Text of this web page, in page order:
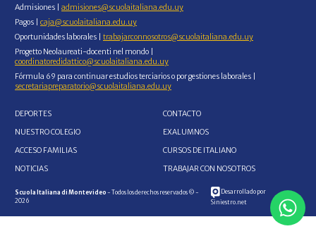
Admisiones | admisiones@scuolaitaliana.edu.uy
Pagos | caja@scuolaitaliana.edu.uy
Oportunidades laborales | trabajarconnosotros@scuolaitaliana.edu.uy
Progetto Neolaureati-docenti nel mondo |
coordinatoredidattico@scuolaitaliana.edu.uy
Fórmula 69 para continuar estudios terciarios o por gestiones laborales |
secretariapreparatorio@scuolaitaliana.edu.uy
DEPORTES
NUESTRO COLEGIO
ACCESO FAMILIAS
NOTICIAS
CONTACTO
EXALUMNOS
CURSOS DE ITALIANO
TRABAJAR CON NOSOTROS
Scuola Italiana di Montevideo - Todos los derechos reservados © -
2026
Desarrollado por
Siniestro.net